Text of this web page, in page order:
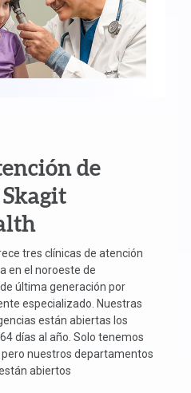
de
tres clínicas de atención
en el noroeste de
última generación por
especializado. Nuestras
están abiertas los
días al año. Solo tenemos
pero nuestros departamentos
abiertos